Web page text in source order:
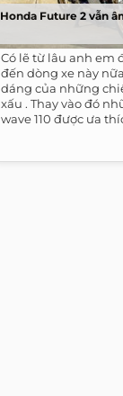
Honda Future 2 vẫn
Có lẽ từ lâu anh em
đến dòng xe này
dáng của những
xấu . Thay vào đó
wave 110 được ưa